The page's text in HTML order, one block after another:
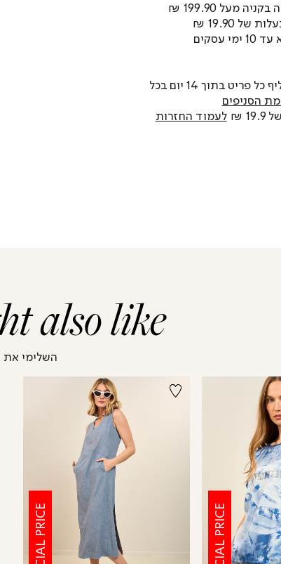
מעל 199.90 ₪
ניתן לקבל זיכוי כספי או להחליף כל פריט בתוך 14 יום בכל
הסניפים
₪
לעמוד החזרות
also like
השלימי את
SPECIAL PRICE
SPECIAL PRICE